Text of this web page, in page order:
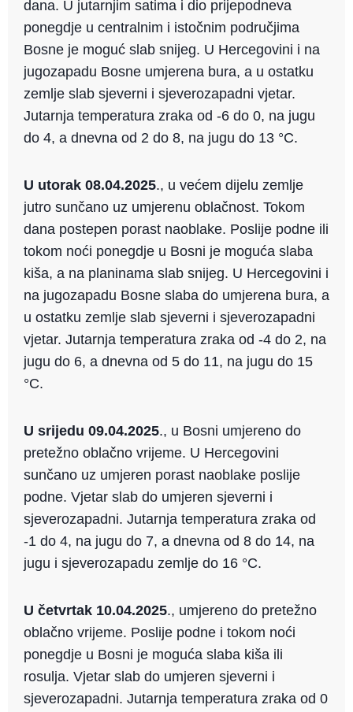
dana. U jutarnjim satima i dio prijepodneva
ponegdje u centralnim i istočnim područjima
Bosne je moguć slab snijeg. U Hercegovini i na
jugozapadu Bosne umjerena bura, a u ostatku
zemlje slab sjeverni i sjeverozapadni vjetar.
Jutarnja temperatura zraka od -6 do 0, na jugu
do 4, a dnevna od 2 do 8, na jugu do 13 °C.
U utorak 08.04.2025., u većem dijelu zemlje
jutro sunčano uz umjerenu oblačnost. Tokom
dana postepen porast naoblake. Poslije podne ili
tokom noći ponegdje u Bosni je moguća slaba
kiša, a na planinama slab snijeg. U Hercegovini i
na jugozapadu Bosne slaba do umjerena bura, a
u ostatku zemlje slab sjeverni i sjeverozapadni
vjetar. Jutarnja temperatura zraka od -4 do 2, na
jugu do 6, a dnevna od 5 do 11, na jugu do 15
°C.
U srijedu 09.04.2025., u Bosni umjereno do
pretežno oblačno vrijeme. U Hercegovini
sunčano uz umjeren porast naoblake poslije
podne. Vjetar slab do umjeren sjeverni i
sjeverozapadni. Jutarnja temperatura zraka od
-1 do 4, na jugu do 7, a dnevna od 8 do 14, na
jugu i sjeverozapadu zemlje do 16 °C.
U četvrtak 10.04.2025., umjereno do pretežno
oblačno vrijeme. Poslije podne i tokom noći
ponegdje u Bosni je moguća slaba kiša ili
rosulja. Vjetar slab do umjeren sjeverni i
sjeverozapadni. Jutarnja temperatura zraka od 0